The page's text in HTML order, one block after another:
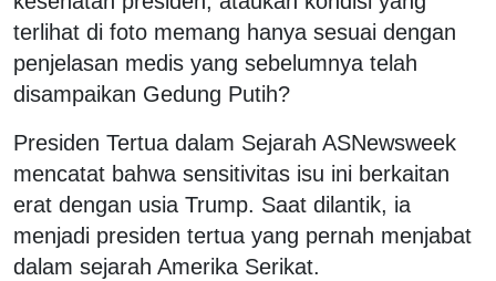
terlihat di foto memang hanya sesuai dengan
penjelasan medis yang sebelumnya telah
disampaikan Gedung Putih?
Presiden Tertua dalam Sejarah ASNewsweek
mencatat bahwa sensitivitas isu ini berkaitan
erat dengan usia Trump. Saat dilantik, ia
menjadi presiden tertua yang pernah menjabat
dalam sejarah Amerika Serikat.